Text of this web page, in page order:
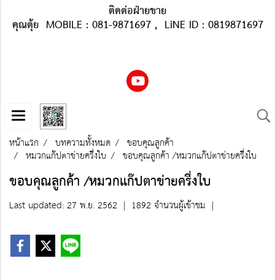
ติดต่อฝ่ายขาย
คุณตุ้ย MOBILE : 081-9871697 , LiNE ID : 0819871697
หน้าแรก บทความทั้งหมด ขอบคุณลูกค้า
หมวกแก๊ปตาข่ายครึ่งใบ ขอบคุณลูกค้า /หมวกแก๊ปตาข่ายครึ่งใบ
ขอบคุณลูกค้า /หมวกแก๊ปตาข่ายครึ่งใบ
Last updated: 27 พ.ย. 2562 | 1892 จำนวนผู้เข้าชม |